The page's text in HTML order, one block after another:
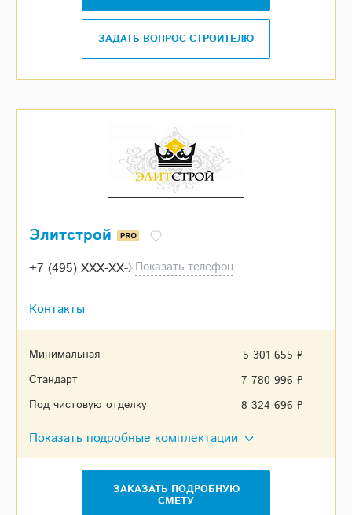
ЗАДАТЬ ВОПРОС СТРОИТЕЛЮ
Элитстрой
+7 (495) XXX-XX-XXПоказать телефон
Контакты
Минимальная
5 301 655 ₽
Стандарт
7 780 996 ₽
Под чистовую отделку
8 324 696 ₽
Показать подробные комплектации
ЗАКАЗАТЬ ПОДРОБНУЮ
СМЕТУ